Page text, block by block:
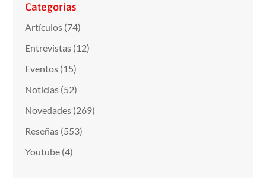
Categorías
Artículos (74)
Entrevistas (12)
Eventos (15)
Noticias (52)
Novedades (269)
Reseñas (553)
Youtube (4)